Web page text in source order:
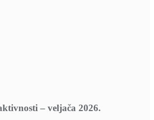
– veljača 2026.